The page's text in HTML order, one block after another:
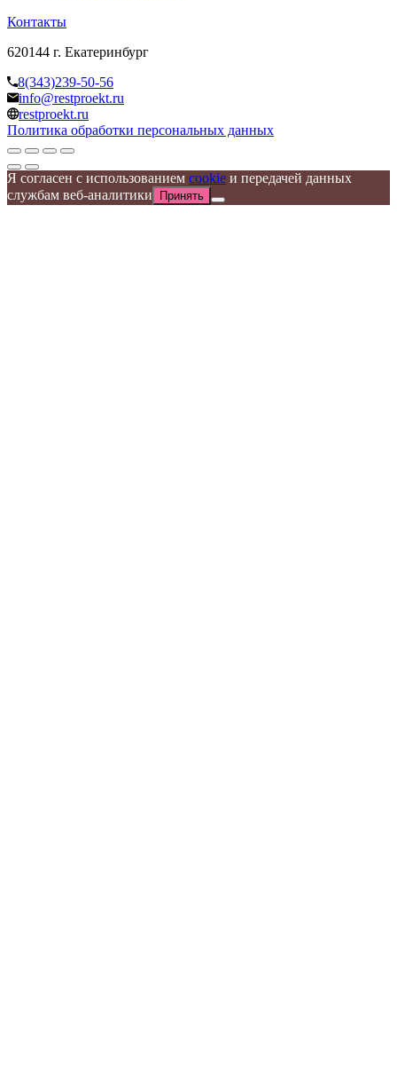
Контакты
620144 г. Екатеринбург
8(343)239-50-56
info@restproekt.ru
restproekt.ru
Политика обработки персональных данных
Я согласен с использованием cookie и передачей данных
службам веб-аналитики
Принять